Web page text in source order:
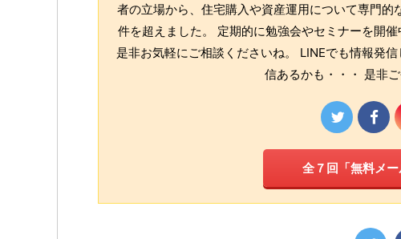
者の立場から、住宅購入や資産運用について専門
件を超えました。 定期的に勉強会やセミナーを開
是非お気軽にご相談くださいね。 LINEでも情報発
信あるかも・・・ 是非
全７回「無料メ